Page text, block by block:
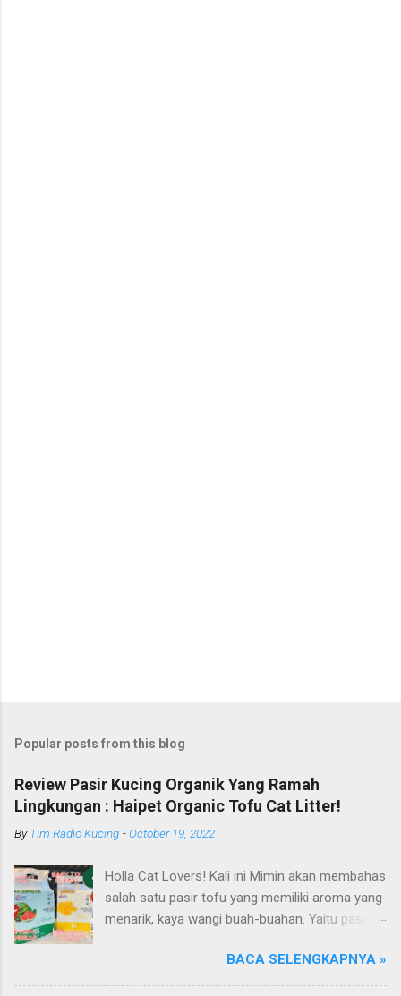
Popular posts from this blog
Review Pasir Kucing Organik Yang Ramah
Lingkungan : Haipet Organic Tofu Cat Litter!
ByTim Radio Kucing -October 19, 2022
Holla Cat Lovers! Kali ini Mimin akan membahas
salah satu pasir tofu yang memiliki aroma yang
menarik, kaya wangi buah-buahan. Yaitu pasir
Haipet merupakan salah satu merk produk
kucing yang diproduksi oleh PT. Arthacat Tirta
BACA SELENGKAPNYA »